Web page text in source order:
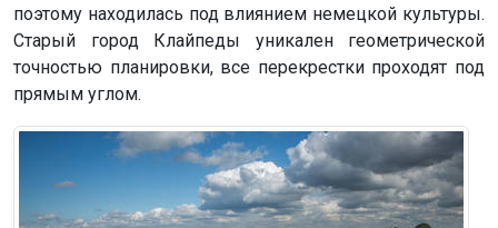
поэтому находилась под влиянием немецкой культуры.
Старый город Клайпеды уникален геометрической
точностью планировки, все перекрестки проходят под
прямым углом.